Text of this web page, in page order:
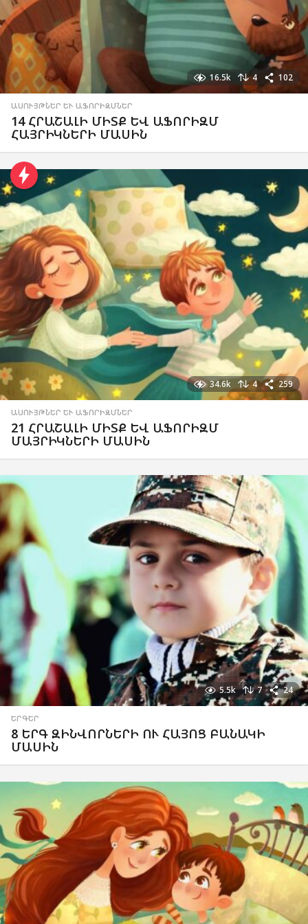
16.5k 4 102
ԱՍՈՒՅԹՆԵՐ ԵՒ ԱՖՈՐԻԶՄՆԵՐ
14 ՀՐԱՇԱԼԻ ՄԻՏՔ ԵՎ ԱՖՈՐԻԶՄ
ՀԱՅՐԻԿՆԵՐԻ ՄԱՍԻՆ
34.6k 4 259
ԱՍՈՒՅԹՆԵՐ ԵՒ ԱՖՈՐԻԶՄՆԵՐ
21 ՀՐԱՇԱԼԻ ՄԻՏՔ ԵՎ ԱՖՈՐԻԶՄ
ՄԱՅՐԻԿՆԵՐԻ ՄԱՍԻՆ
5.5k 7 24
ԵՐԳԵՐ
8 ԵՐԳ ԶԻՆՎՈՐՆԵՐԻ ՈՒ ՀԱՅՈՑ ԲԱՆԱԿԻ
ՄԱՍԻՆ